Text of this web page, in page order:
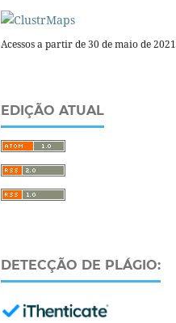
Acessos a partir de 30 de maio de 2021
EDIÇÃO ATUAL
DETECÇÃO DE PLÁGIO: